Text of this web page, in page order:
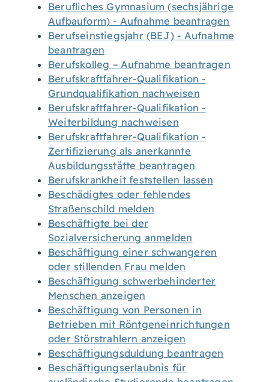
Berufliches Gymnasium (sechsjährige
Aufbauform) - Aufnahme beantragen
Berufseinstiegsjahr (BEJ) - Aufnahme
beantragen
Berufskolleg – Aufnahme beantragen
Berufskraftfahrer-Qualifikation -
Grundqualifikation nachweisen
Berufskraftfahrer-Qualifikation -
Weiterbildung nachweisen
Berufskraftfahrer-Qualifikation -
Zertifizierung als anerkannte
Ausbildungsstätte beantragen
Berufskrankheit feststellen lassen
Beschädigtes oder fehlendes
Straßenschild melden
Beschäftigte bei der
Sozialversicherung anmelden
Beschäftigung einer schwangeren
oder stillenden Frau melden
Beschäftigung schwerbehinderter
Menschen anzeigen
Beschäftigung von Personen in
Betrieben mit Röntgeneinrichtungen
oder Störstrahlern anzeigen
Beschäftigungsduldung beantragen
Beschäftigungserlaubnis für